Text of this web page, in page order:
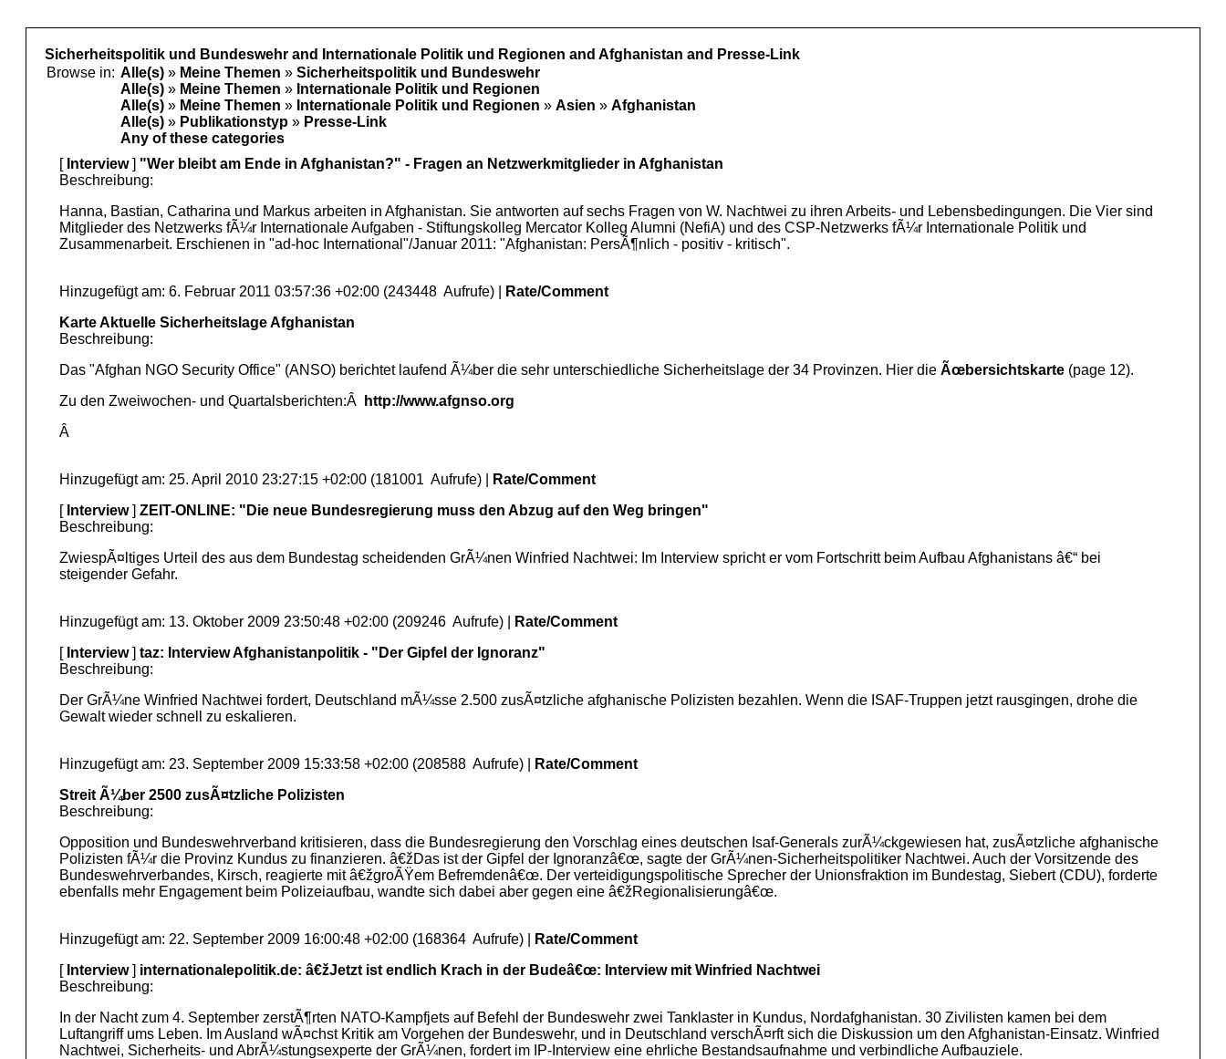
Sicherheitspolitik und Bundeswehr and Internationale Politik und Regionen and Afghanistan and Presse-Link
Browse in: Alle(s) » Meine Themen » Sicherheitspolitik und Bundeswehr
Alle(s) » Meine Themen » Internationale Politik und Regionen
Alle(s) » Meine Themen » Internationale Politik und Regionen » Asien » Afghanistan
Alle(s) » Publikationstyp » Presse-Link
Any of these categories
[ Interview] "Wer bleibt am Ende in Afghanistan?" - Fragen an Netzwerkmitglieder in Afghanistan
Beschreibung:
Hanna, Bastian, Catharina und Markus arbeiten in Afghanistan. Sie antworten auf sechs Fragen von W. Nachtwei zu ihren Arbeits- und Lebensbedingungen. Die Vier sind
Mitglieder des Netzwerks fÃ¼r Internationale Aufgaben - Stiftungskolleg Mercator Kolleg Alumni (NefiA) und des CSP-Netzwerks fÃ¼r Internationale Politik und
Zusammenarbeit. Erschienen in "ad-hoc International"/Januar 2011: "Afghanistan: PersÃ¶nlich - positiv - kritisch".
Hinzugefügt am: 6. Februar 2011 03:57:36 +02:00 (243448 Aufrufe) |
Rate/Comment
Karte Aktuelle Sicherheitslage Afghanistan
Beschreibung:
Das "Afghan NGO Security Office" (ANSO) berichtet laufend Ã¼ber die sehr unterschiedliche Sicherheitslage der 34 Provinzen. Hier die Ãœbersichtskarte (page 12).
Zu den Zweiwochen- und Quartalsberichten:Â
http://www.afgnso.org
Â
Hinzugefügt am: 25. April 2010 23:27:15 +02:00 (181001 Aufrufe) |
Rate/Comment
[ Interview] ZEIT-ONLINE: "Die neue Bundesregierung muss den Abzug auf den Weg bringen"
Beschreibung:
ZwiespÃ¤ltiges Urteil des aus dem Bundestag scheidenden GrÃ¼nen Winfried Nachtwei: Im Interview spricht er vom Fortschritt beim Aufbau Afghanistans â€“ bei
steigender Gefahr.
Hinzugefügt am: 13. Oktober 2009 23:50:48 +02:00 (209246 Aufrufe) |
Rate/Comment
[ Interview] taz: Interview Afghanistanpolitik - "Der Gipfel der Ignoranz"
Beschreibung:
Der GrÃ¼ne Winfried Nachtwei fordert, Deutschland mÃ¼sse 2.500 zusÃ¤tzliche afghanische Polizisten bezahlen. Wenn die ISAF-Truppen jetzt rausgingen, drohe die
Gewalt wieder schnell zu eskalieren.
Hinzugefügt am: 23. September 2009 15:33:58 +02:00 (208588 Aufrufe) |
Rate/Comment
Streit Ã¼ber 2500 zusÃ¤tzliche Polizisten
Beschreibung:
Opposition und Bundeswehrverband kritisieren, dass die Bundesregierung den Vorschlag eines deutschen Isaf-Generals zurÃ¼ckgewiesen hat, zusÃ¤tzliche afghanische
Polizisten fÃ¼r die Provinz Kundus zu finanzieren. â€žDas ist der Gipfel der Ignoranzâ€œ, sagte der GrÃ¼nen-Sicherheitspolitiker Nachtwei. Auch der Vorsitzende des
Bundeswehrverbandes, Kirsch, reagierte mit â€žgroÃŸem Befremdenâ€œ. Der verteidigungspolitische Sprecher der Unionsfraktion im Bundestag, Siebert (CDU), forderte
ebenfalls mehr Engagement beim Polizeiaufbau, wandte sich dabei aber gegen eine â€žRegionalisierungâ€œ.
Hinzugefügt am: 22. September 2009 16:00:48 +02:00 (168364 Aufrufe) |
Rate/Comment
[ Interview] internationalepolitik.de: â€žJetzt ist endlich Krach in der Budeâ€œ: Interview mit Winfried Nachtwei
Beschreibung:
In der Nacht zum 4. September zerstÃ¶rten NATO-Kampfjets auf Befehl der Bundeswehr zwei Tanklaster in Kundus, Nordafghanistan. 30 Zivilisten kamen bei dem
Luftangriff ums Leben. Im Ausland wÃ¤chst Kritik am Vorgehen der Bundeswehr, und in Deutschland verschÃ¤rft sich die Diskussion um den Afghanistan-Einsatz. Winfried
Nachtwei, Sicherheits- und AbrÃ¼stungsexperte der GrÃ¼nen, fordert im IP-Interview eine ehrliche Bestandsaufnahme und verbindliche Aufbauziele.